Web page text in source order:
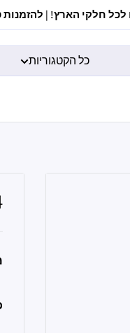
הארץ! | להזמנות טלפוניות
כל הקטגוריות
24